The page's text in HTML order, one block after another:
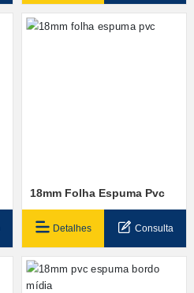
18mm Folha Espuma Pvc
Detalhes Consulta